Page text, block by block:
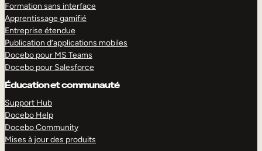
Formation sans interface
Apprentissage gamifié
Entreprise étendue
Publication d’applications mobiles
Docebo pour MS Teams
Docebo pour Salesforce
Éducation et communauté
Support Hub
Docebo Help
Docebo Community
Mises à jour des produits